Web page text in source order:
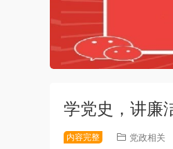
学党史，讲廉
内容完整 党政相关